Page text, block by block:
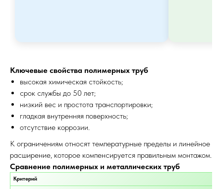
Ключевые свойства полимерных труб
высокая химическая стойкость;
срок службы до 50 лет;
низкий вес и простота транспортировки;
гладкая внутренняя поверхность;
отсутствие коррозии.
К ограничениям относят температурные пределы и линейное
расширение, которое компенсируется правильным монтажом.
Сравнение полимерных и металлических труб
Критерий